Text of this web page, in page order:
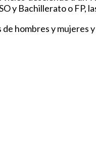
y Bachillerato o FP,
hombres y mujeres